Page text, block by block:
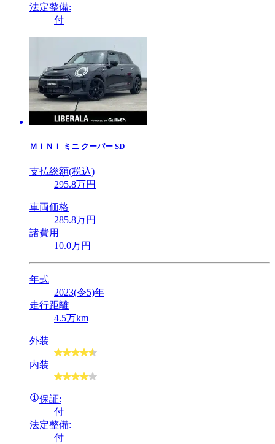
法定整備:
付
ＭＩＮＩ ミニ クーパー SD
支払総額(税込)
295.8万円
車両価格
285.8万円
諸費用
10.0万円
年式
2023(令5)年
走行距離
4.5万km
外装
内装
保証:
付
法定整備:
付